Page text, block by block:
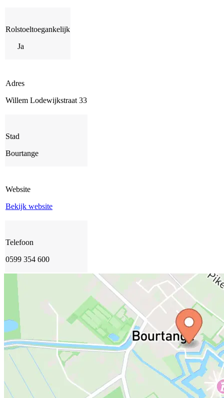
Rolstoeltoegankelijk
Ja
Adres
Willem Lodewijkstraat 33
Stad
Bourtange
Website
Bekijk website
Telefoon
0599 354 600